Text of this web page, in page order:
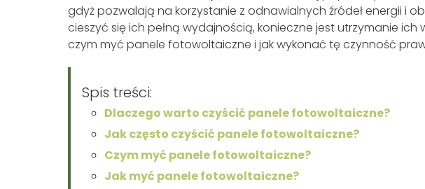
gdyż pozwalają na korzystanie z odnawialnych źródeł energii i
cieszyć się ich pełną wydajnością, konieczne jest utrzymanie ich
czym myć panele fotowoltaiczne i jak wykonać tę czynność
Spis treści:
Dlaczego warto czyścić panele fotowoltaiczne?
Jak często czyścić panele fotowoltaiczne?
Czym myć panele fotowoltaiczne?
Jak myć panele fotowoltaiczne?